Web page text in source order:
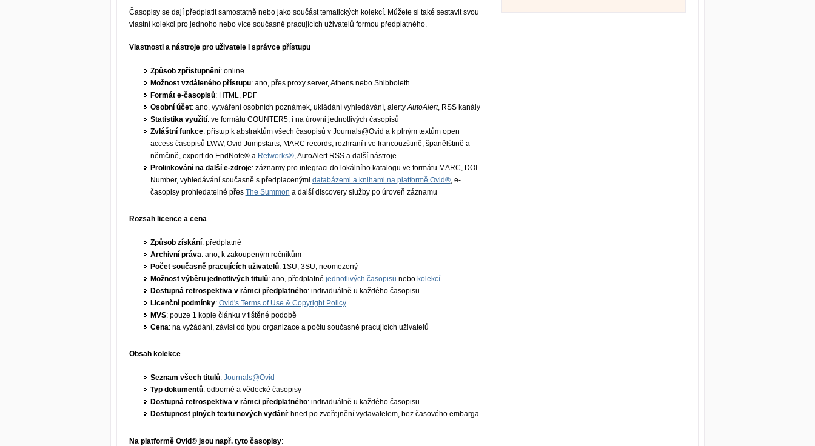
Časopisy se dají předplatit samostatně nebo jako součást tematických kolekcí. Můžete si také sestavit svou
vlastní kolekci pro jednoho nebo více současně pracujících uživatelů formou předplatného.
Vlastnosti a nástroje pro uživatele i správce přístupu
Způsob zpřístupnění: online
Možnost vzdáleného přístupu: ano, přes proxy server, Athens nebo Shibboleth
Formát e-časopisů: HTML, PDF
Osobní účet: ano, vytváření osobních poznámek, ukládání vyhledávání, alerty AutoAlert, RSS kanály
Statistika využití: ve formátu COUNTER5, i na úrovni jednotlivých časopisů
Zvláštní funkce: přístup k abstraktům všech časopisů v Journals@Ovid a k plným textům open
access časopisů LWW, Ovid Jumpstarts, MARC records, rozhraní i ve francouzštině, španělštině a
němčině, export do EndNote® a Refworks®, AutoAlert RSS a další nástroje
Prolinkování na další e-zdroje: záznamy pro integraci do lokálního katalogu ve formátu MARC, DOI
Number, vyhledávání současně s předplacenými databázemi a knihami na platformě Ovid®, e-
časopisy prohledatelné přes The Summon a další discovery služby po úroveň záznamu
Rozsah licence a cena
Způsob získání: předplatné
Archivní práva: ano, k zakoupeným ročníkům
Počet současně pracujících uživatelů: 1SU, 3SU, neomezený
Možnost výběru jednotlivých titulů: ano, předplatné jednotlivých časopisů nebo kolekcí
Dostupná retrospektiva v rámci předplatného: individuálně u každého časopisu
Licenční podmínky: Ovid's Terms of Use & Copyright Policy
MVS: pouze 1 kopie článku v tištěné podobě
Cena: na vyžádání, závisí od typu organizace a počtu současně pracujících uživatelů
Obsah kolekce
Seznam všech titulů: Journals@Ovid
Typ dokumentů: odborné a vědecké časopisy
Dostupná retrospektiva v rámci předplatného: individuálně u každého časopisu
Dostupnost plných textů nových vydání: hned po zveřejnění vydavatelem, bez časového embarga
Na platformě Ovid® jsou např. tyto časopisy: